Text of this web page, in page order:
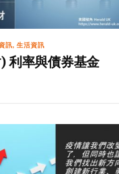
訊, 生活資訊
利率與債券基金